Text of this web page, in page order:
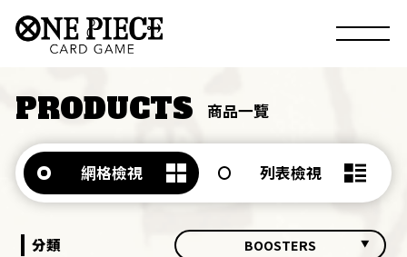
PRODUCTS 商品一覽
分類 BOOSTERS
網格檢視 列表檢視